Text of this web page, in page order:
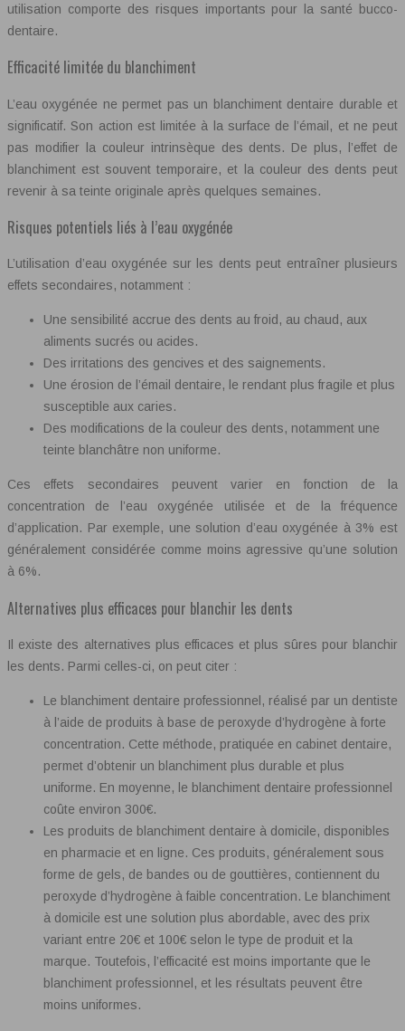
utilisation comporte des risques importants pour la santé bucco-
dentaire.
Efficacité limitée du blanchiment
L’eau oxygénée ne permet pas un blanchiment dentaire durable et
significatif. Son action est limitée à la surface de l’émail, et ne peut
pas modifier la couleur intrinsèque des dents. De plus, l’effet de
blanchiment est souvent temporaire, et la couleur des dents peut
revenir à sa teinte originale après quelques semaines.
Risques potentiels liés à l’eau oxygénée
L’utilisation d’eau oxygénée sur les dents peut entraîner plusieurs
effets secondaires, notamment :
Une sensibilité accrue des dents au froid, au chaud, aux
aliments sucrés ou acides.
Des irritations des gencives et des saignements.
Une érosion de l’émail dentaire, le rendant plus fragile et plus
susceptible aux caries.
Des modifications de la couleur des dents, notamment une
teinte blanchâtre non uniforme.
Ces effets secondaires peuvent varier en fonction de la
concentration de l’eau oxygénée utilisée et de la fréquence
d’application. Par exemple, une solution d’eau oxygénée à 3% est
généralement considérée comme moins agressive qu’une solution
à 6%.
Alternatives plus efficaces pour blanchir les dents
Il existe des alternatives plus efficaces et plus sûres pour blanchir
les dents. Parmi celles-ci, on peut citer :
Le blanchiment dentaire professionnel, réalisé par un dentiste
à l’aide de produits à base de peroxyde d’hydrogène à forte
concentration. Cette méthode, pratiquée en cabinet dentaire,
permet d’obtenir un blanchiment plus durable et plus
uniforme. En moyenne, le blanchiment dentaire professionnel
coûte environ 300€.
Les produits de blanchiment dentaire à domicile, disponibles
en pharmacie et en ligne. Ces produits, généralement sous
forme de gels, de bandes ou de gouttières, contiennent du
peroxyde d’hydrogène à faible concentration. Le blanchiment
à domicile est une solution plus abordable, avec des prix
variant entre 20€ et 100€ selon le type de produit et la
marque. Toutefois, l’efficacité est moins importante que le
blanchiment professionnel, et les résultats peuvent être
moins uniformes.